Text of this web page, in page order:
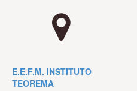
E.E.F.M. INSTITUTO
TEOREMA